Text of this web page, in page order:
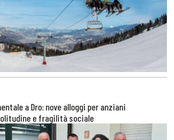
a Dro: nove alloggi per anziani
e fragilità sociale